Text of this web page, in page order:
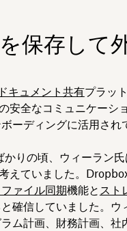
保存して
キュメント共有プラッ
安全なコミュニケーシ
ーディングに活用され
りの頃、ウィーラン
えていました。
ァイル同期機能と スト
確信していました。ウ
ム計画、財務計画、社